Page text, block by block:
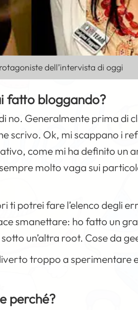
dell’intervista di oggi
fatto bloggando?
no. Generalmente prima di
scrivo. Ok, mi scappano i
come mi ha definito un
molto vaga sui
ti potrei fare l’elenco degli
smanettare: ho fatto un
un’altra root. Cose da
troppo a sperimentare
perché?